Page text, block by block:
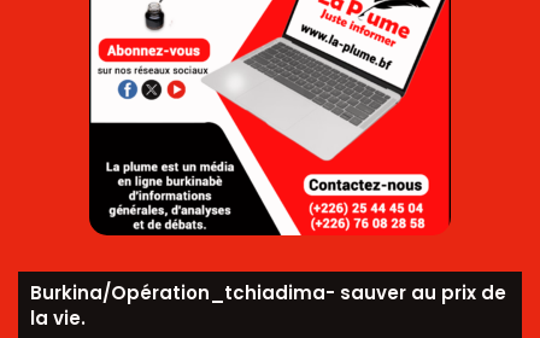
Burkina/Opération_tchiadima- sauver au prix de
la vie.